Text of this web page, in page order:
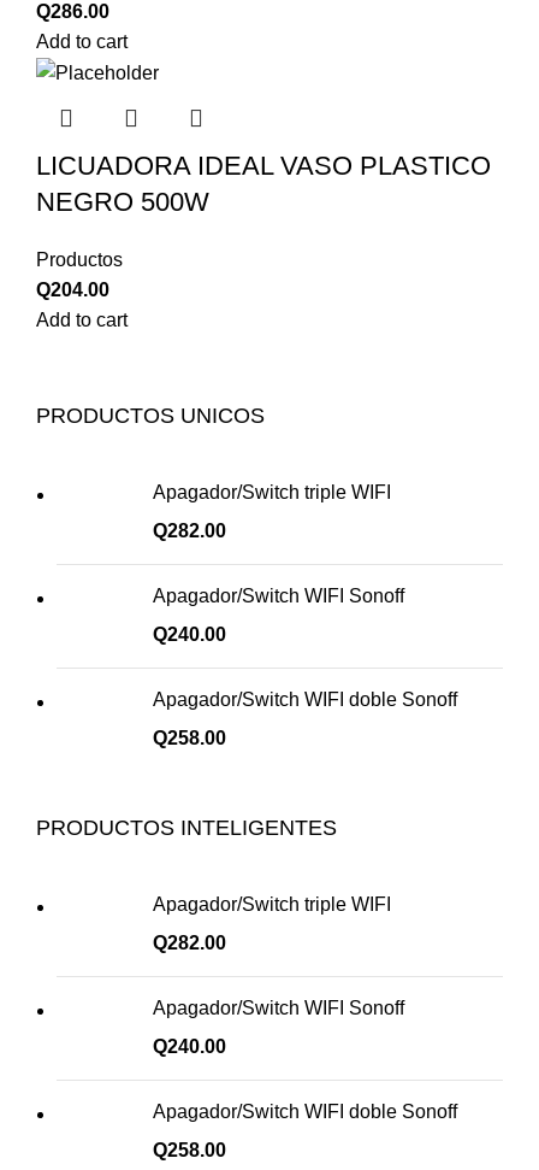
Q286.00
Add to cart
LICUADORA IDEAL VASO PLASTICO
NEGRO 500W
Productos
Q204.00
Add to cart
PRODUCTOS UNICOS
Apagador/Switch triple WIFI
Q282.00
Apagador/Switch WIFI Sonoff
Q240.00
Apagador/Switch WIFI doble Sonoff
Q258.00
PRODUCTOS INTELIGENTES
Apagador/Switch triple WIFI
Q282.00
Apagador/Switch WIFI Sonoff
Q240.00
Apagador/Switch WIFI doble Sonoff
Q258.00